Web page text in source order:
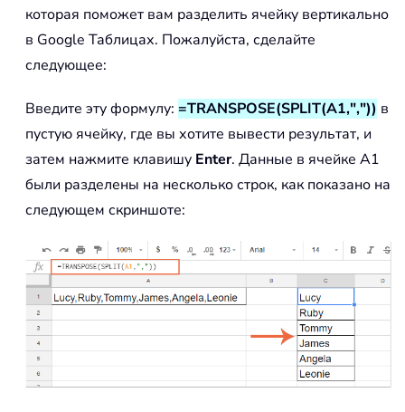
которая поможет вам разделить ячейку вертикально
в Google Таблицах. Пожалуйста, сделайте
следующее:
Введите эту формулу: =TRANSPOSE(SPLIT(A1,",")) в
пустую ячейку, где вы хотите вывести результат, и
затем нажмите клавишу Enter. Данные в ячейке A1
были разделены на несколько строк, как показано на
следующем скриншоте: